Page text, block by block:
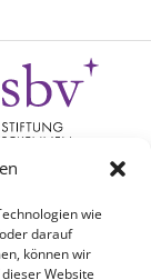
wie
darauf
können wir
Website